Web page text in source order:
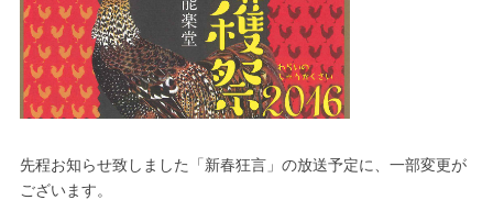
先程お知らせ致しました「新春狂言」の放送予定に、一部変更が
ございます。